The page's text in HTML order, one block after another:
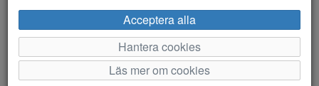
Acceptera alla
Hantera cookies
Läs mer om cookies